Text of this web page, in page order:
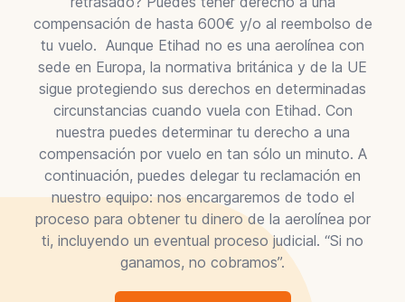
compensación de hasta 600€ y/o al reembolso de
tu vuelo. Aunque Etihad no es una aerolínea con
sede en Europa, la normativa británica y de la UE
sigue protegiendo sus derechos en determinadas
circunstancias cuando vuela con Etihad. Con
nuestra puedes determinar tu derecho a una
compensación por vuelo en tan sólo un minuto. A
continuación, puedes delegar tu reclamación en
nuestro equipo: nos encargaremos de todo el
proceso para obtener tu dinero de la aerolínea por
ti, incluyendo un eventual proceso judicial. “Si no
ganamos, no cobramos”.